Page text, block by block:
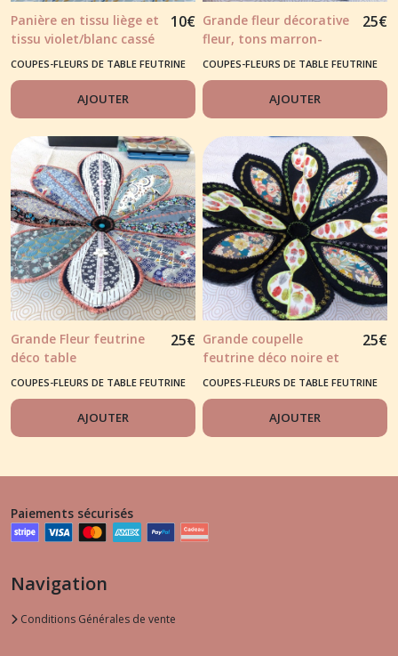
Panière en tissu liège et
tissu violet/blanc cassé
10€
COUPES-FLEURS DE TABLE FEUTRINE
AJOUTER
Grande fleur décorative
fleur, tons marron-
jaune moutarde
25€
COUPES-FLEURS DE TABLE FEUTRINE
AJOUTER
Grande Fleur feutrine
déco table
25€
COUPES-FLEURS DE TABLE FEUTRINE
AJOUTER
Grande coupelle
feutrine déco noire et
multi-couleurs
25€
COUPES-FLEURS DE TABLE FEUTRINE
AJOUTER
Paiements sécurisés
Navigation
Conditions Générales de vente